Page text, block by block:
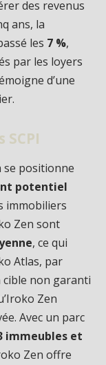
des revenus
ans, la
les 7 %,
par les loyers
d’une
se positionne
potentiel
immobiliers
Zen sont
, ce qui
Atlas, par
non garanti
Zen
Avec un parc
immeubles et
Zen offre